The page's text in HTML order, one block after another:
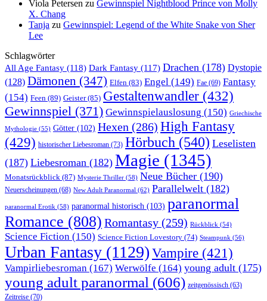
Viola Petersen zu Gewinnspiel Nightblood Prince von Molly
X. Chang
Tanja zu Gewinnspiel: Legend of the White Snake von Sher
Lee
Schlagwörter
All Age Fantasy (118) Dark Fantasy (117) Drachen (178) Dystopie
(128) Dämonen (347) Elfen (83) Engel (149) Fae (69) Fantasy
(154) Feen (89) Geister(85) Gestaltenwandler (432)
Gewinnspiel (371) Gewinnspielauslosung (150) Griechische
Mythologie (55) Götter (102) Hexen (286) High Fantasy
(429) historischer Liebesroman (73) Hörbuch (540) Leselisten
(187) Liebesroman (182) Magie (1345)
Monatsrückblick (87) Mysterie Thriller (58) Neue Bücher (190)
Neuerscheinungen (68) New Adult Paranormal (62) Parallelwelt (182)
paranormal Erotik (58) paranormal historisch (103) paranormal
Romance (808) Romantasy (259) Rückblick (54)
Science Fiction (150) Science Fiction Lovestory (74) Steampunk (56)
Urban Fantasy (1129) Vampire (421)
Vampirliebesroman (167) Werwölfe (164) young adult (175)
young adult paranormal (606) zeitgenössisch (63)
Zeitreise (70)